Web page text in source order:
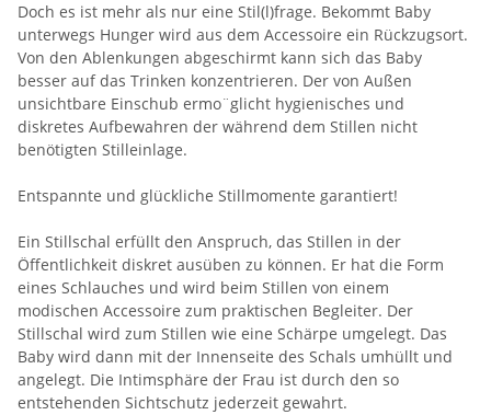
Doch es ist mehr als nur eine Stil(l)frage. Bekommt Baby
unterwegs Hunger wird aus dem Accessoire ein Rückzugsort.
Von den Ablenkungen abgeschirmt kann sich das Baby
besser auf das Trinken konzentrieren. Der von Außen
unsichtbare Einschub ermo¨glicht hygienisches und
diskretes Aufbewahren der während dem Stillen nicht
benötigten Stilleinlage.
Entspannte und glückliche Stillmomente garantiert!
Ein Stillschal erfüllt den Anspruch, das Stillen in der
Öffentlichkeit diskret ausüben zu können. Er hat die Form
eines Schlauches und wird beim Stillen von einem
modischen Accessoire zum praktischen Begleiter. Der
Stillschal wird zum Stillen wie eine Schärpe umgelegt. Das
Baby wird dann mit der Innenseite des Schals umhüllt und
angelegt. Die Intimsphäre der Frau ist durch den so
entstehenden Sichtschutz jederzeit gewahrt.